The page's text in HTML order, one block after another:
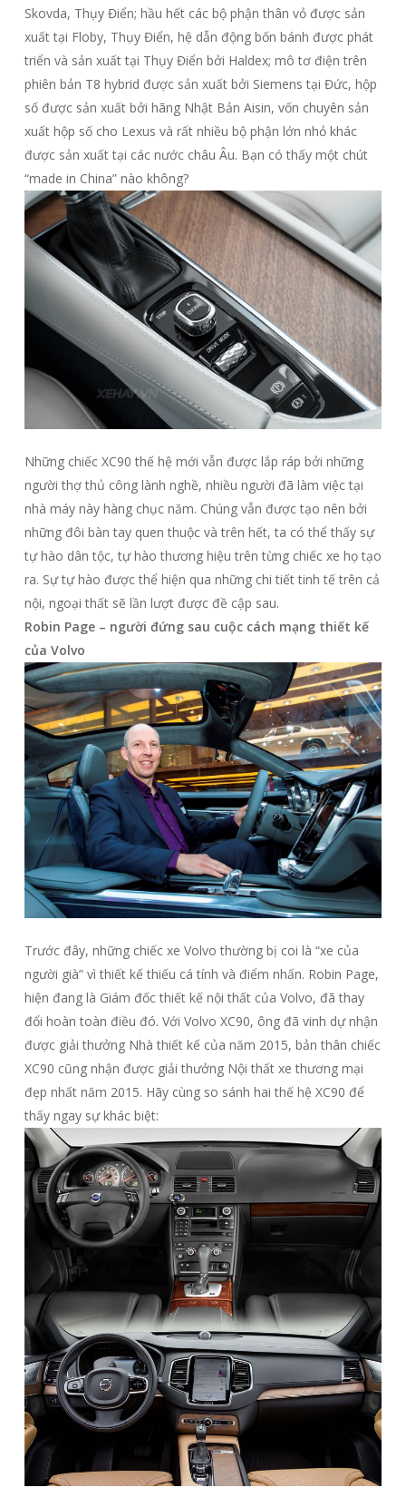
Skovda, Thụy Điển; hầu hết các bộ phận thân vỏ được sản
xuất tại Floby, Thụy Điển, hệ dẫn động bốn bánh được phát
triển và sản xuất tại Thụy Điển bởi Haldex; mô tơ điện trên
phiên bản T8 hybrid được sản xuất bởi Siemens tại Đức, hộp
số được sản xuất bởi hãng Nhật Bản Aisin, vốn chuyên sản
xuất hộp số cho Lexus và rất nhiều bộ phận lớn nhỏ khác
được sản xuất tại các nước châu Âu. Bạn có thấy một chút
“made in China” nào không?
Những chiếc XC90 thế hệ mới vẫn được lắp ráp bởi những
người thợ thủ công lành nghề, nhiều người đã làm việc tại
nhà máy này hàng chục năm. Chúng vẫn được tạo nên bởi
những đôi bàn tay quen thuộc và trên hết, ta có thể thấy sự
tự hào dân tộc, tự hào thương hiệu trên từng chiếc xe họ tạo
ra. Sự tự hào được thể hiện qua những chi tiết tinh tế trên cả
nội, ngoại thất sẽ lần lượt được đề cập sau.
Robin Page – người đứng sau cuộc cách mạng thiết kế
của Volvo
Trước đây, những chiếc xe Volvo thường bị coi là “xe của
người già” vì thiết kế thiếu cá tính và điểm nhấn. Robin Page,
hiện đang là Giám đốc thiết kế nội thất của Volvo, đã thay
đổi hoàn toàn điều đó. Với Volvo XC90, ông đã vinh dự nhận
được giải thưởng Nhà thiết kế của năm 2015, bản thân chiếc
XC90 cũng nhận được giải thưởng Nội thất xe thương mại
đẹp nhất năm 2015. Hãy cùng so sánh hai thế hệ XC90 để
thấy ngay sự khác biệt: